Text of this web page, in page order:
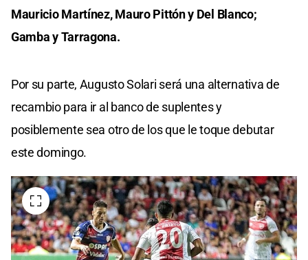
Mauricio Martínez, Mauro Pittón y Del Blanco;
Gamba y Tarragona.
Por su parte, Augusto Solari será una alternativa de
recambio para ir al banco de suplentes y
posiblemente sea otro de los que le toque debutar
este domingo.